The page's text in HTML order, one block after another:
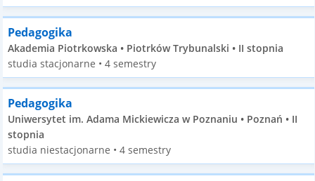
Pedagogika
Akademia Piotrkowska • Piotrków Trybunalski • II stopnia
studia stacjonarne • 4 semestry
Pedagogika
Uniwersytet im. Adama Mickiewicza w Poznaniu • Poznań • II
stopnia
studia niestacjonarne • 4 semestry